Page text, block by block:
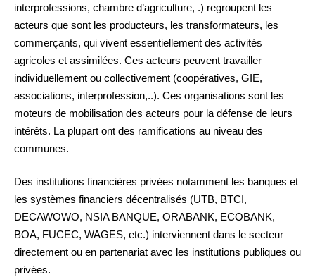
interprofessions, chambre d’agriculture, .) regroupent les
acteurs que sont les producteurs, les transformateurs, les
commerçants, qui vivent essentiellement des activités
agricoles et assimilées. Ces acteurs peuvent travailler
individuellement ou collectivement (coopératives, GIE,
associations, interprofession,..). Ces organisations sont les
moteurs de mobilisation des acteurs pour la défense de leurs
intérêts. La plupart ont des ramifications au niveau des
communes.
Des institutions financières privées notamment les banques et
les systèmes financiers décentralisés (UTB, BTCI,
DECAWOWO, NSIA BANQUE, ORABANK, ECOBANK,
BOA, FUCEC, WAGES, etc.) interviennent dans le secteur
directement ou en partenariat avec les institutions publiques ou
privées.